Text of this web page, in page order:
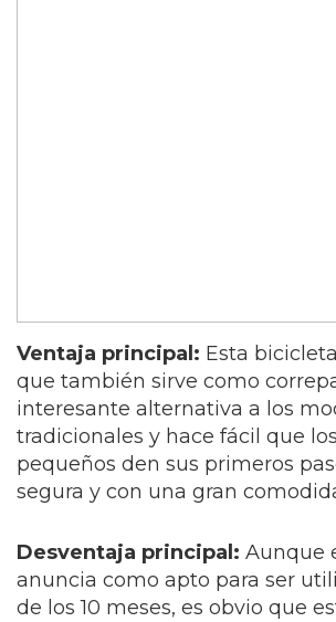
Ventaja principal : Esta
que también sirve como
interesante alternativa a los
tradicionales y hace fácil que
pequeños den sus primeros
segura y con una gran
Desventaja principal : Aunque
anuncia como apto para ser
de los 10 meses, es obvio que